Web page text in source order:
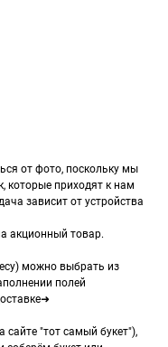
от фото, поскольку мы
которые приходят к нам
зависит от устройства
акционный товар.
можно выбрать из
полей
сайте "тот самый букет"),